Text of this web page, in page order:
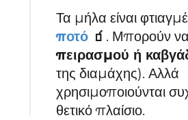
Τα μήλα είναι
ποτό 🧃 . Μπορούν να
πειρασμού ή
της διαμάχης). Αλλά
χρησιμοποιούνται
θετικό πλαίσιο.